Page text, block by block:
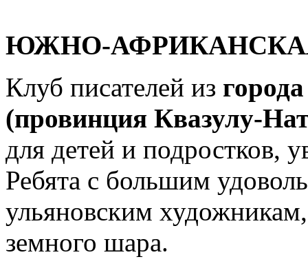
ЮЖНО-
Клуб писателей из
(провинция Квазулу-
для детей и подростков,
Ребята с большим
ульяновским
земного шара.